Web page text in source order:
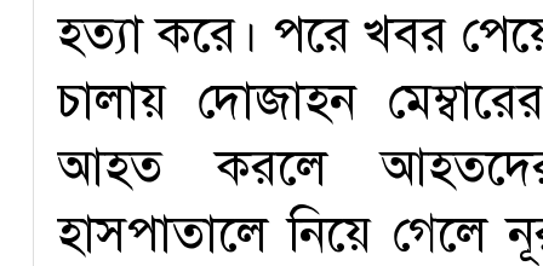
হত্যা করে। পরে খবর
চালায় দোজাহন
আহত করলে
হাসপাতালে নিয়ে